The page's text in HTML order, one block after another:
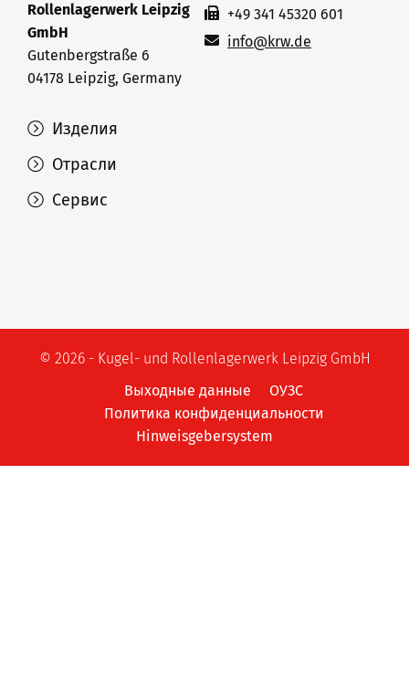
Изделия
Отрасли
Сервис
Rollenlagerwerk Leipzig
GmbH
Gutenbergstraße 6
04178 Leipzig, Germany
+49 341 45320 601
info@krw.de
© 2026 - Kugel- und Rollenlagerwerk Leipzig GmbH
Выходные данные
ОУЗС
Политика конфиденциальности
Hinweisgebersystem